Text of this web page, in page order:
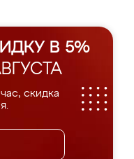
В 5%
скидка